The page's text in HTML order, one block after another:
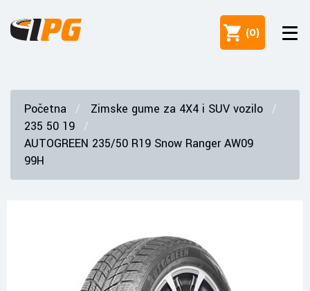
(0)
Početna
Zimske gume za 4X4 i SUV vozilo
235 50 19
AUTOGREEN 235/50 R19 Snow Ranger AW09
99H